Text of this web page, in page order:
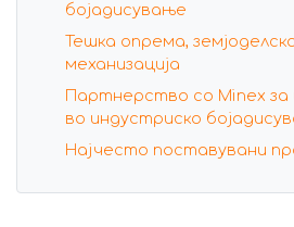
бојадисување
Тешка опрема,
механизација
Партнерство со Minex за
во индустриско
Најчесто поставувани